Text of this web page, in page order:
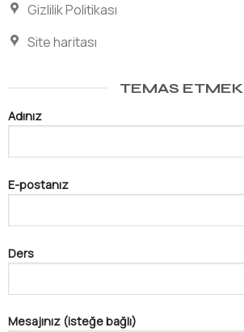
Gizlilik Politikası
Site haritası
TEMAS ETMEK
Adınız
E-postanız
Ders
Mesajınız (isteğe bağlı)